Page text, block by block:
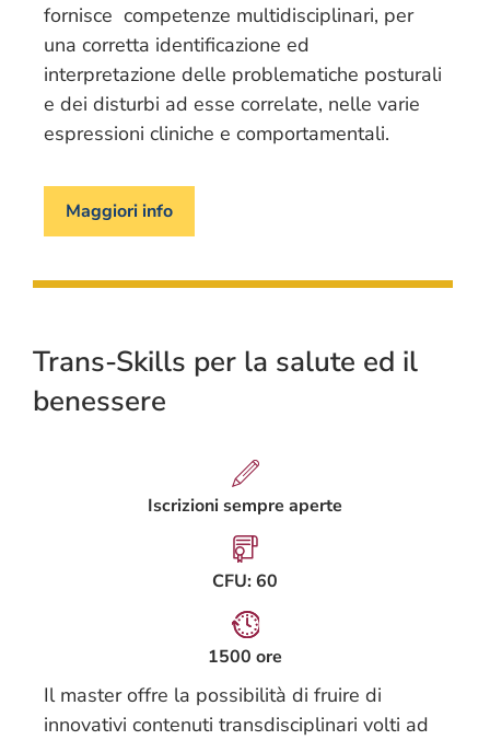
fornisce competenze multidisciplinari, per
una corretta identificazione ed
interpretazione delle problematiche posturali
e dei disturbi ad esse correlate, nelle varie
espressioni cliniche e comportamentali.
Maggiori info
Trans-Skills per la salute ed il
benessere
Iscrizioni sempre aperte
CFU: 60
1500 ore
Il master offre la possibilità di fruire di
innovativi contenuti transdisciplinari volti ad